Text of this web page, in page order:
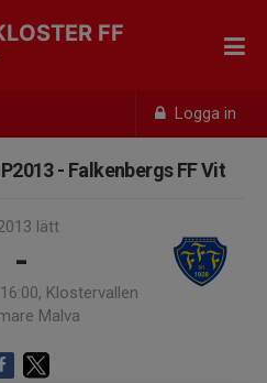
Logga in
FF
- Falkenbergs FF Vit
lätt
-
Klostervallen
Malva